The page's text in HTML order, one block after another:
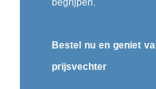
begrijpen.
Bestel nu en geniet
prijsvechter